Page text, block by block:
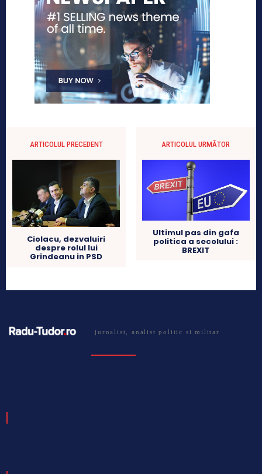
ARTICOLUL PRECEDENT
Ciolacu, dezvaluiri
despre rolul lui
Grindeanu in PSD
ARTICOLUL URMĂTOR
Ultimul pas din gafa
politica a secolului :
BREXIT
jurnalist, analist politic si militar